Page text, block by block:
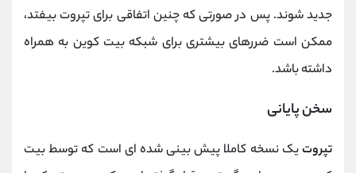
جدید شوند. پس در صورتی که چنین اتفاقی برای تپروت بیفتد،
ممکن است ضررهای بیشتری برای شبکه بیت کوین به همراه
داشته باشد.
سخن پایانی
تپروتیک نسخه کاملا پیش بینی شده ای است که توسط بیت